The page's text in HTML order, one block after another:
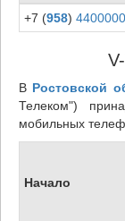
+7 (958) 4400000
В Ростовской
Телеком")
мобильных
Начало